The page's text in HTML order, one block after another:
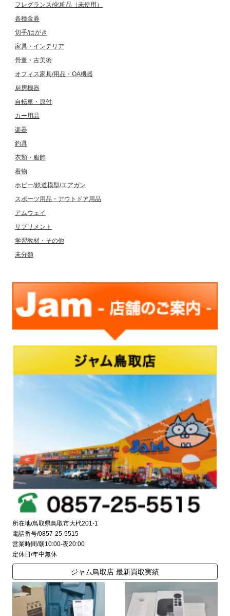
フレグランス/化粧品（未使用）
各種金券
切手/はがき
家具・インテリア
骨董・古美術
オフィス家具/用品・OA機器
厨房機器
自転車・原付
カー用品
楽器
釣具
衣類・服飾
着物
ホビー/鉄道模型/エアガン
スポーツ用品・アウトドア用品
アムウェイ
サプリメント
学習教材・その他
未分類
所在地/鳥取県鳥取市大杙201-1
電話番号/0857-25-5515
営業時間/朝10:00-夜20:00
定休日/年中無休
ジャム鳥取店 最新買取実績